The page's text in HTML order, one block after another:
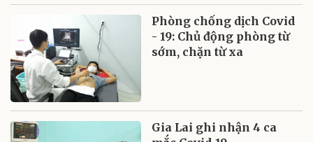
Phòng chống dịch Covid
- 19: Chủ động phòng từ
sớm, chặn từ xa
Gia Lai ghi nhận 4 ca